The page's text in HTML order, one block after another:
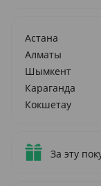
Астана
Алматы
Шымкент
Караганда
Кокшетау
За эту